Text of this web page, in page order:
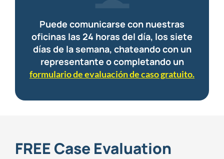
Puede comunicarse con nuestras
oficinas las 24 horas del día, los siete
días de la semana, chateando con un
representante o completando un
formulario de evaluación de caso gratuito.
FREE Case Evaluation